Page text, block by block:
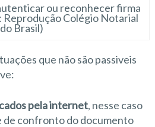
ou reconhecer firma
Reprodução Colégio Notarial
do Brasil)
que não são passiveis
pela internet, nesse caso
de confronto do documento